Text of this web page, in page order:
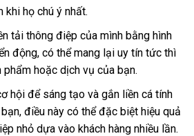
khi họ chú ý nhất.
tải thông điệp của mình bằng hình
động, có thể mang lại uy tín tức thì
phẩm hoặc dịch vụ của bạn.
hội để sáng tạo và gắn liền cá tính
điều này có thể đặc biệt hiệu quả
nhỏ dựa vào khách hàng nhiều lần.